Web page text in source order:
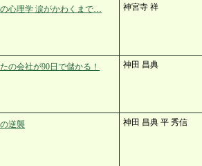
心理学 涙がかわくまで… 神宮寺 祥
の会社が90日で儲かる！ 神田 昌典
逆襲 神田 昌典 平 秀信